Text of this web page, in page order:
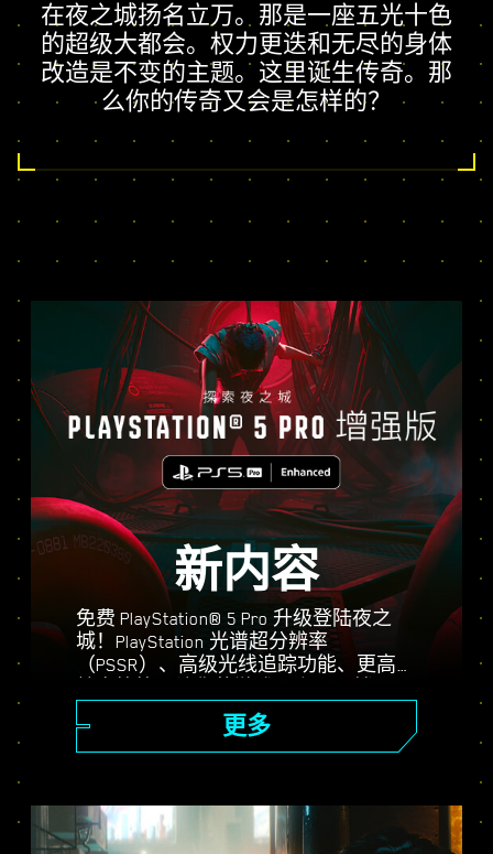
在夜之城扬名立万。那是一座五光十色
的超级大都会。权力更迭和无尽的身体
改造是不变的主题。这里诞生传奇。那
么你的传奇又会是怎样的？
新内容
免费 PlayStation® 5 Pro 升级登陆夜之
城！PlayStation 光谱超分辨率
（PSSR）、高级光线追踪功能、更高的
种图形模式可选：性能、光线追踪和光
线追踪 Pro，享受强化视觉画面、更流
畅的操作以及《赛博朋克 2077》在
更多